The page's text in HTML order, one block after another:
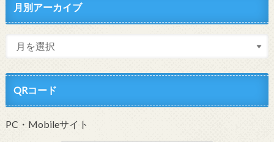
月別アーカイブ
QRコード
PC・Mobileサイト